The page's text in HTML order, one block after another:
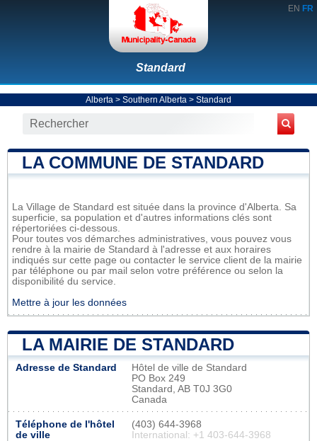
EN FR
Standard
Alberta > Southern Alberta > Standard
LA COMMUNE DE STANDARD
La Village de Standard est située dans la province d'Alberta. Sa
superficie, sa population et d'autres informations clés sont
répertoriées ci-dessous.
Pour toutes vos démarches administratives, vous pouvez vous
rendre à la mairie de Standard à l'adresse et aux horaires
indiqués sur cette page ou contacter le service client de la mairie
par téléphone ou par mail selon votre préférence ou selon la
disponibilité du service.
Mettre à jour les données
LA MAIRIE DE STANDARD
Adresse de Standard
Hôtel de ville de Standard
PO Box 249
Standard, AB T0J 3G0
Canada
Téléphone de l'hôtel
de ville
(403) 644-3968
International: +1 403-644-3968